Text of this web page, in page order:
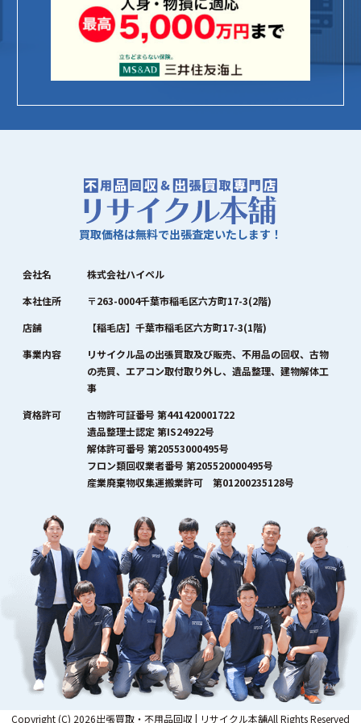
買取価格は無料で出張査定いたします！
会社名
株式会社ハイペル
本社住所
〒263-0004千葉市稲毛区六方町17-3(2階)
店舗
【稲毛店】千葉市稲毛区六方町17-3(1階)
事業内容
リサイクル品の出張買取及び販売、不用品の回収、古物
の売買、エアコン取付取り外し、遺品整理、建物解体工
事
資格許可
古物許可証番号 第441420001722
遺品整理士認定 第IS24922号
解体許可番号 第20553000495号
フロン類回収業者番号 第205520000495号
産業廃棄物収集運搬業許可 第01200235128号
Copyright (C) 2026出張買取・不用品回収 | リサイクル本舗All Rights Reserved